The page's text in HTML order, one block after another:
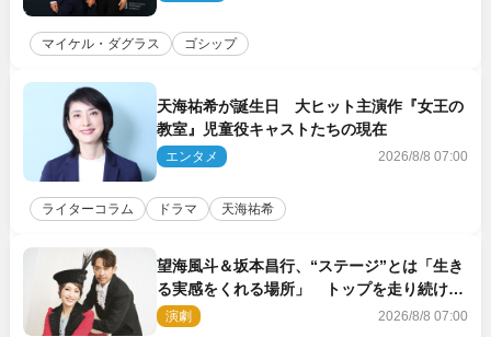
マイケル・ダグラス ゴシップ
天海祐希が誕生日 大ヒット主演作『女王の
教室』児童役キャストたちの現在
エンタメ 2026/8/8 07:00
ライターコラム ドラマ 天海祐希
望海風斗＆坂本昌行、“ステージ”とは「生き
る実感をくれる場所」 トップを走り続ける
原動力を語る
演劇 2026/8/8 07:00